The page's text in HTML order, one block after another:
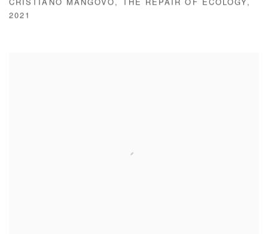
CRISTIANO MANGOVO , THE REPAIR OF ECOLOGY ,
2021